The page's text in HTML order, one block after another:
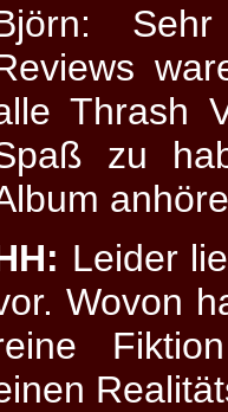
Thrash
zu
Leider
Wovon